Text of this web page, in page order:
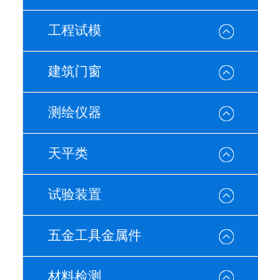
工程试模
建筑门窗
测绘仪器
天平类
试验装置
五金工具金属件
材料检测